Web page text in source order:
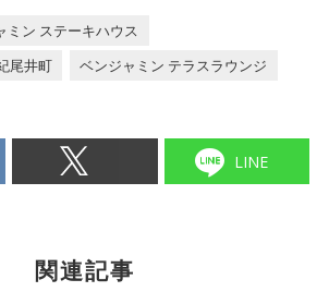
ミン ステーキハウス
尾井町
ベンジャミン テラスラウンジ
LINE
関連記事